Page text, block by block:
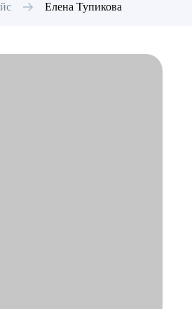
Елена Тупикова